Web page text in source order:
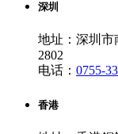
深圳
地址：深圳市
2802
电话： 0755-
香港